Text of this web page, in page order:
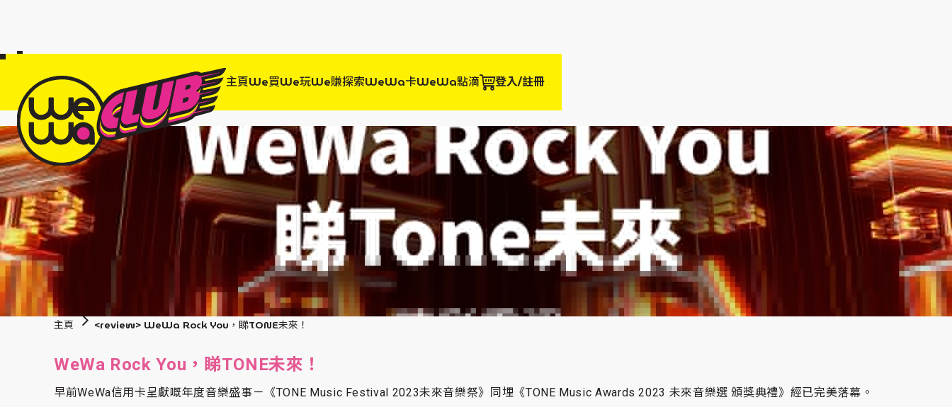
單95折!
輸入優惠
即
達95折!
主頁We買We玩We賺探索WeWa卡WeWa點滴 登入/註冊
<review> WeWa Rock You，睇TONE未來！
主頁 <review> WeWa Rock You，睇TONE未來！
WeWa Rock You，睇TONE未來！
早前WeWa信用卡呈獻嘅年度音樂盛事－《TONE Music Festival 2023未來音樂祭》同埋《TONE Music Awards 2023 未來音樂選 頒獎典禮》經已完美落幕。